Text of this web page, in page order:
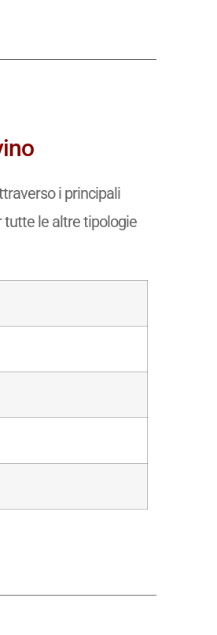
i principali
tutte le altre tipologie